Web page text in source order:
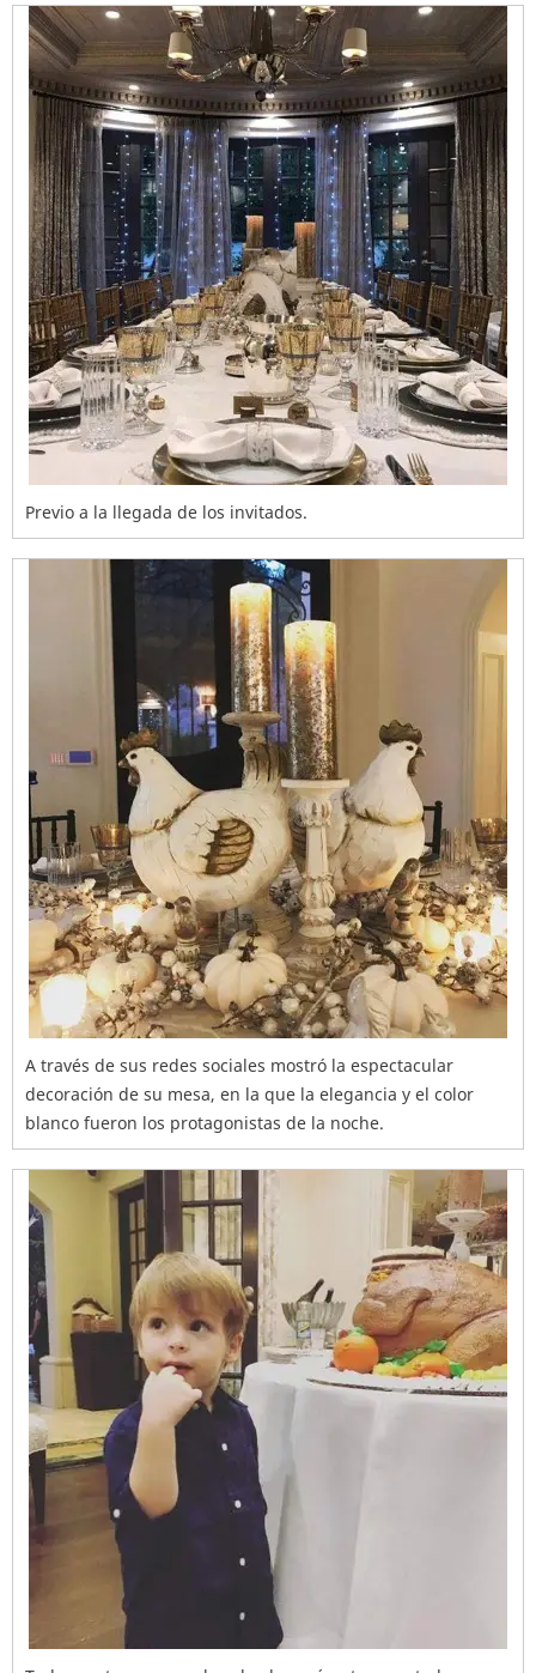
Previo a la llegada de los invitados.
A través de sus redes sociales mostró la espectacular
decoración de su mesa, en la que la elegancia y el color
blanco fueron los protagonistas de la noche.